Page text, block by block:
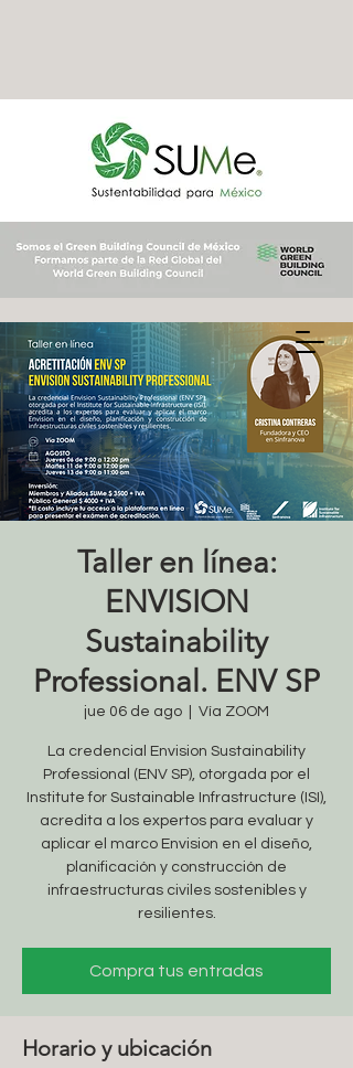
Taller en línea:
ENVISION
Sustainability
Professional. ENV SP
jue 06 de ago Vía ZOOM
La credencial Envision Sustainability
Professional (ENV SP), otorgada por el
Institute for Sustainable Infrastructure (ISI),
acredita a los expertos para evaluar y
aplicar el marco Envision en el diseño,
planificación y construcción de
infraestructuras civiles sostenibles y
resilientes.
Compra tus entradas
Horario y ubicación